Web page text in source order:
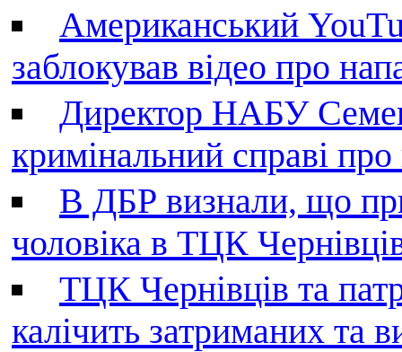
Американський
заблокував відео про
Директор НАБУ
кримінальний справі
В ДБР визнали, що
чоловіка в ТЦК Чернівців
ТЦК Чернівців та
калічить затриманих та